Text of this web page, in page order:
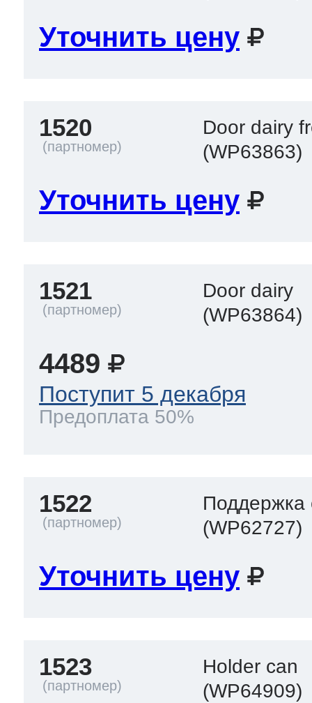
Уточнить цену
1520
Door dairy
(WP63863)
Уточнить цену
1521
Door dairy
(WP63864)
4489
Поступит 5 декабря
Предоплата 50%
1522
Поддержка
(WP62727)
Уточнить цену
1523
Holder can
(WP64909)